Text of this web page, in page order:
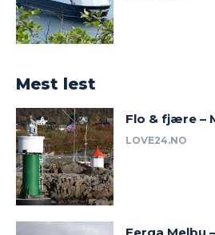
Mest lest
Flo & fjære –
LOVE24.NO